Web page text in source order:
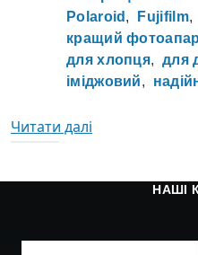
Polaroid
Fujifilm
кращий
для хлопця
для
іміджовий
Читати далі
НАШІ